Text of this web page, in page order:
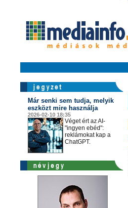
Már senki sem tudja, melyik
eszközt mire használja
2026-02-10 18:35
Véget ért az AI-
"ingyen ebéd":
reklámokat kap a
ChatGPT.